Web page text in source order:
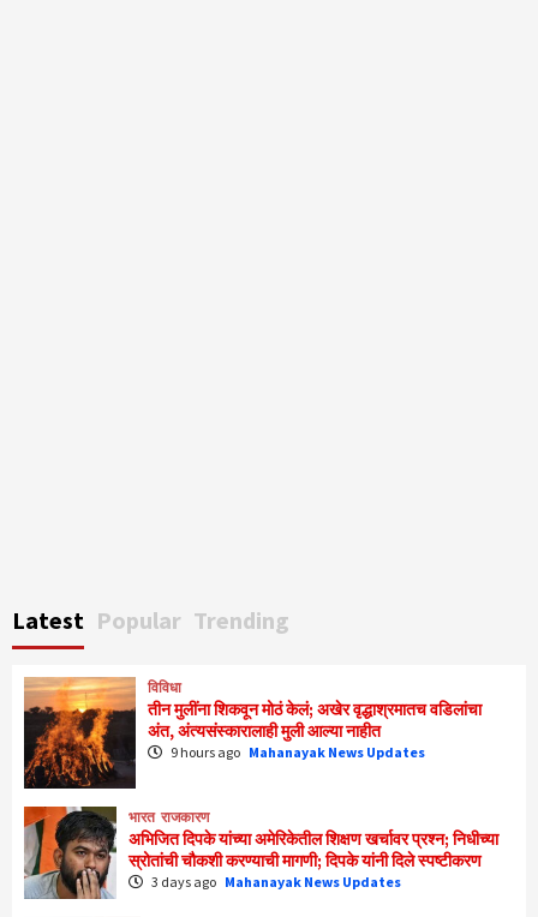
Latest Popular Trending
विविधा
तीन मुलींना शिकवून मोठं केलं; अखेर वृद्धाश्रमातच वडिलांचा
अंत, अंत्यसंस्कारालाही मुली आल्या नाहीत
9 hours ago Mahanayak News Updates
भारत राजकारण
अभिजित दिपके यांच्या अमेरिकेतील शिक्षण खर्चावर प्रश्न; निधीच्या
स्रोतांची चौकशी करण्याची मागणी; दिपके यांनी दिले स्पष्टीकरण
3 days ago Mahanayak News Updates